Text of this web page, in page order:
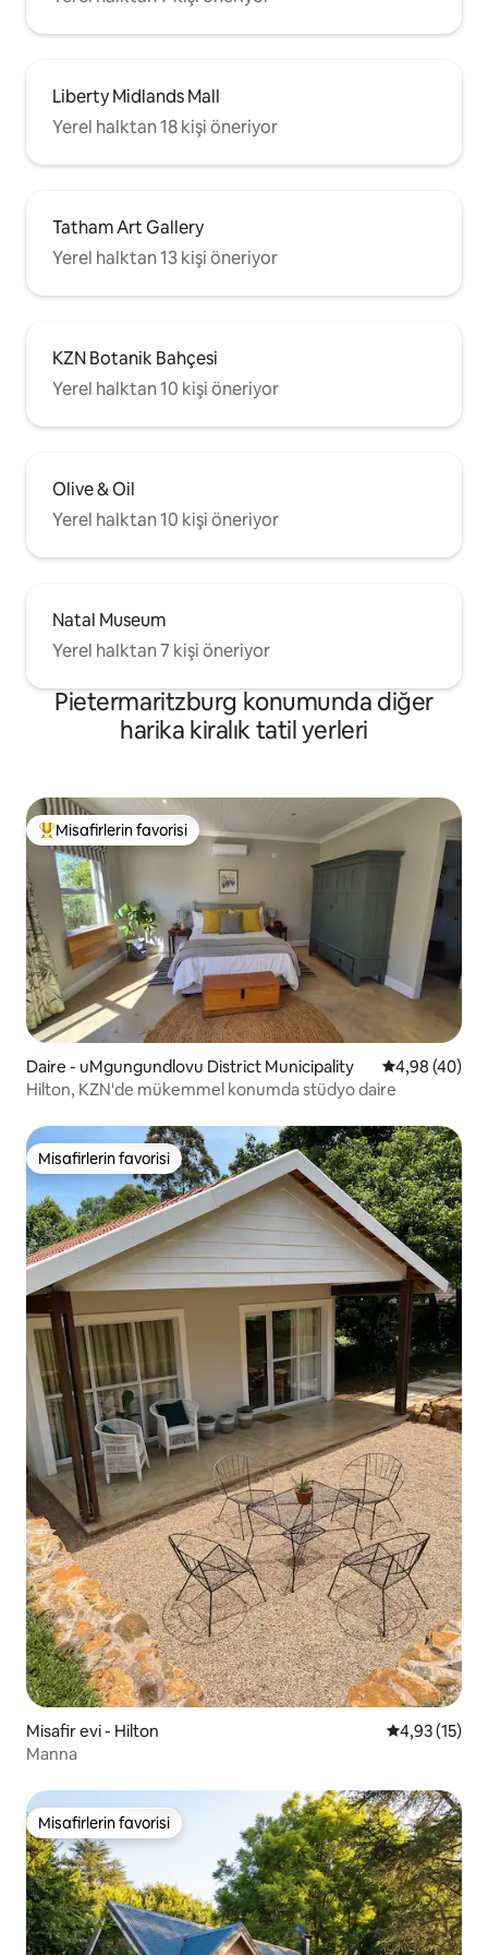
Liberty Midlands Mall
Yerel halktan 18 kişi öneriyor
Tatham Art Gallery
Yerel halktan 13 kişi öneriyor
KZN Botanik Bahçesi
Yerel halktan 10 kişi öneriyor
Olive & Oil
Yerel halktan 10 kişi öneriyor
Natal Museum
Yerel halktan 7 kişi öneriyor
Pietermaritzburg konumunda diğer
harika kiralık tatil yerleri
Misafirlerin favorilerinden en beğenilenler arasında
Misafirlerin favorisi
Daire - uMgungundlovu District Municipality 5 üzerinden
4,98 (40)
Hilton, KZN'de mükemmel konumda stüdyo daire
Misafirlerin favorisi
Misafirlerin favorisi
Misafir evi - Hilton 5 üzerinden
4,93 (15)
Manna
Misafirlerin favorisi
Misafirlerin favorisi